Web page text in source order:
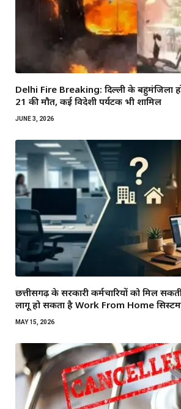
Delhi Fire Breaking: दिल्ली के बहुमंजिला
21 की मौत, कई विदेशी पर्यटक भी शामिल
JUNE 3, 2026
छत्तीसगढ़ के सरकारी कर्मचारियों को मिल
लागू हो सकता है Work From Home सिस्टम
MAY 15, 2026